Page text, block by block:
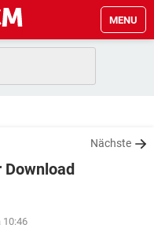
MENU
Nächste
Download
10:46